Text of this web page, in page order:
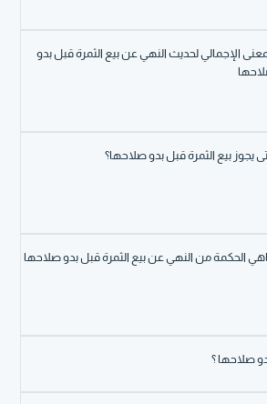
الإجمالي لحديث النهي عن بيع الثمرة قبل بدو
يجوز بيع الثمرة قبل بدو صلاحها؟
الحكمة من النهي عن بيع الثمرة قبل بدو صلاحها
صلاحها ؟